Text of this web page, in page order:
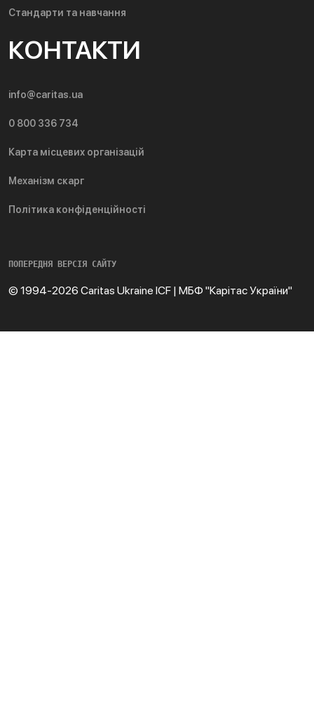
Стандарти та навчання
КОНТАКТИ
info@caritas.ua
0 800 336 734
Карта місцевих організацій
Механізм скарг
Політика конфіденційності
ПОПЕРЕДНЯ ВЕРСІЯ САЙТУ
© 1994-2026 Caritas Ukraine ICF | МБФ "Карітас України"